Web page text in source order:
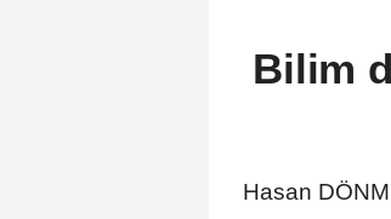
Bilim
Hasan